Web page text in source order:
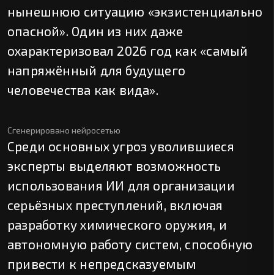
нынешнюю ситуацию «экзистенциально
опасной». Один из них даже
охарактеризовал 2026 год как «самый
напряжённый для будущего
человечества как вида».
Сгенерировано нейросетью
Среди основных угроз уволившиеся
эксперты выделяют возможность
использования ИИ для организации
серьёзных преступлений, включая
разработку химического оружия, и
автономную работу систем, способную
привести к непредсказуемым